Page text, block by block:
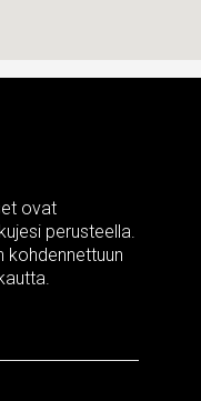
ovat
perusteella.
kohdennettuun